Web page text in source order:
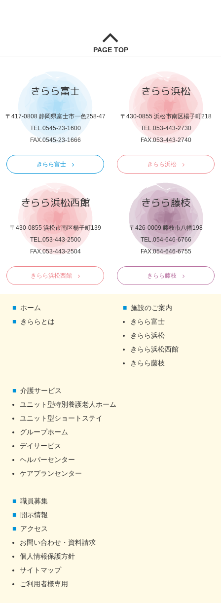
PAGE TOP
きらら富士
〒417-0808 静岡県富士市一色258-47
TEL.0545-23-1600
FAX.0545-23-1666
きらら富士
きらら浜松
〒430-0855 浜松市南区楊子町218
TEL.053-443-2730
FAX.053-443-2740
きらら浜松
きらら浜松西館
〒430-0855 浜松市南区楊子町139
TEL.053-443-2500
FAX.053-443-2504
きらら浜松西館
きらら藤枝
〒426-0009 藤枝市八幡198
TEL.054-646-6766
FAX.054-646-6755
きらら藤枝
ホーム
きららとは
施設のご案内
きらら富士
きらら浜松
きらら浜松西館
きらら藤枝
介護サービス
ユニット型特別養護老人ホーム
ユニット型ショートステイ
グループホーム
デイサービス
ヘルパーセンター
ケアプランセンター
職員募集
開示情報
アクセス
お問い合わせ・資料請求
個人情報保護方針
サイトマップ
ご利用者様専用